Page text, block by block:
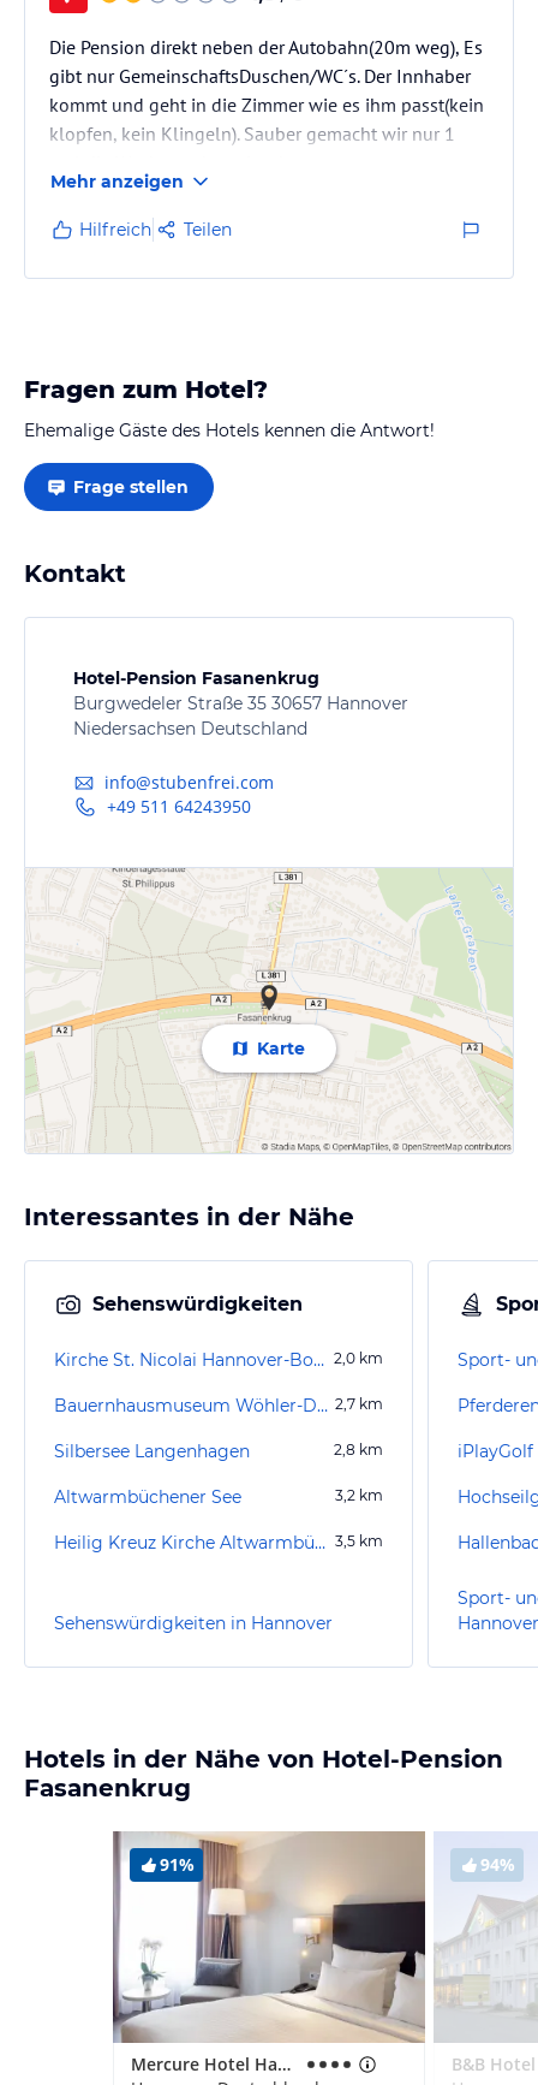
Die Pension direkt neben der Autobahn(20m weg), Es
gibt nur GemeinschaftsDuschen/WC´s. Der Innhaber
kommt und geht in die Zimmer wie es ihm passt(kein
klopfen, kein Klingeln). Sauber gemacht wir nur 1
Ameisen im Badezimmer sowie schwarzer
Schimmel!!!!!!!!!!!!!!
Es gibt eine Spühlmaschine die soll kaputt sein und
darf nicht benutzt werden, repariert wird sie aber
einziger Pluspunkt, für diese Gegend recht…
Mehr anzeigen
Hilfreich Teilen
Fragen zum Hotel?
Ehemalige Gäste des Hotels kennen die Antwort!
Frage stellen
Kontakt
Hotel-Pension Fasanenkrug
Burgwedeler Straße 35 30657 Hannover
Niedersachsen Deutschland
info@stubenfrei.com
+49 511 64243950
Karte
Interessantes in der Nähe
Sehenswürdigkeiten
Kirche St. Nicolai Hannover-Bothfeld 2,0 km
Bauernhausmuseum Wöhler-Dusche-Hof 2,7 km
Silbersee Langenhagen 2,8 km
Altwarmbüchener See 3,2 km
Heilig Kreuz Kirche Altwarmbüchen 3,5 km
Sehenswürdigkeiten in Hannover
Sport-
Hannover
Hotels in der Nähe von Hotel-Pension
Fasanenkrug
91%
Mercure Hotel Hannover Oldenburger Allee
94%